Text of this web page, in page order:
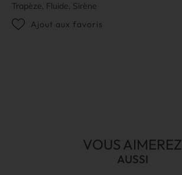
Trapèze, Fluide, Sirène
Ajout aux favoris
VOUS AIMEREZ
AUSSI